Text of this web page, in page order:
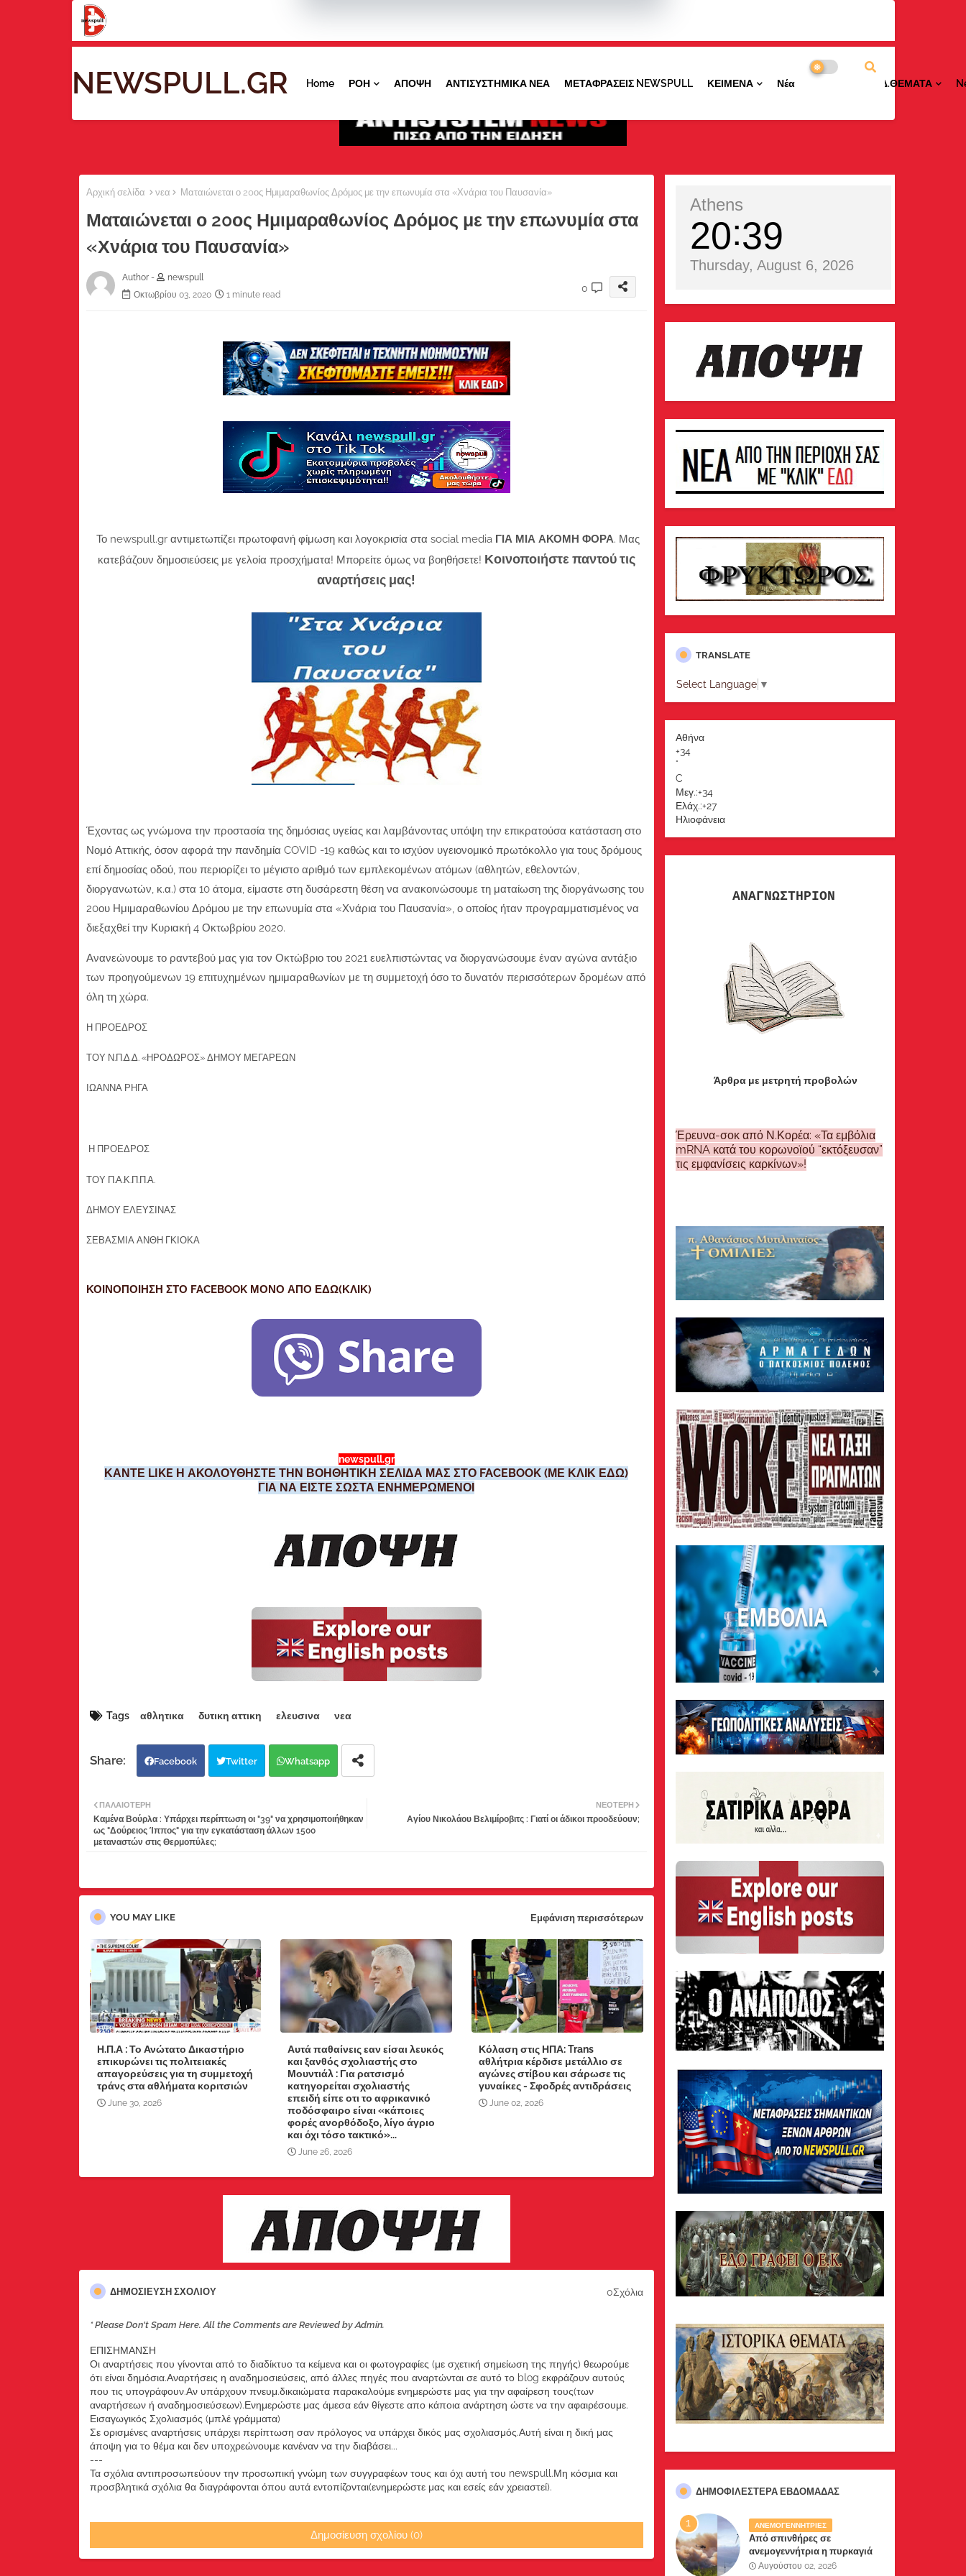
NEWSPULL.GR Home ΡΟΗ ΑΠΟΨΗ ΑΝΤΙΣΥΣΤΗΜΙΚΑ ΝΕΑ ΜΕΤΑΦΡΑΣΕΙΣ NEWSPULL ΚΕΙΜΕΝΑ ΝέαΠΕΡΙΟΧΩΝ ΕΙΔ.ΘΕΜΑΤΑ
Αρχική σελίδα νεα Ματαιώνεται ο 20ος Ημιμαραθωνίος Δρόμος με την επωνυμία στα «Χνάρια του Παυσανία»
Ματαιώνεται ο 20ος Ημιμαραθωνίος Δρόμος με την επωνυμία στα
«Χνάρια του Παυσανία»
Author -
newspull
Οκτωβρίου 03, 2020
1 minute read
0
Το newspull.gr αντιμετωπίζει πρωτοφανή φίμωση και λογοκρισία στα social media ΓΙΑ ΜΙΑ ΑΚΟΜΗ ΦΟΡΑ. Μας
κατεβάζουν δημοσιεύσεις με γελοία προσχήματα! Μπορείτε όμως να βοηθήσετε! Κοινοποιήστε παντού τις
αναρτήσεις μας!
Έχοντας ως γνώμονα την προστασία της δημόσιας υγείας και λαμβάνοντας υπόψη την επικρατούσα κατάσταση στο
Νομό Αττικής, όσον αφορά την πανδημία COVID -19 καθώς και το ισχύον υγειονομικό πρωτόκολλο για τους δρόμους
επί δημοσίας οδού, που περιορίζει το μέγιστο αριθμό των εμπλεκομένων ατόμων (αθλητών, εθελοντών,
διοργανωτών, κ.α.) στα 10 άτομα, είμαστε στη δυσάρεστη θέση να ανακοινώσουμε τη ματαίωση της διοργάνωσης του
20ου Ημιμαραθωνίου Δρόμου με την επωνυμία στα «Χνάρια του Παυσανία», ο οποίος ήταν προγραμματισμένος να
διεξαχθεί την Κυριακή 4 Οκτωβρίου 2020.
Ανανεώνουμε το ραντεβού μας για τον Οκτώβριο του 2021 ευελπιστώντας να διοργανώσουμε έναν αγώνα αντάξιο
των προηγούμενων 19 επιτυχημένων ημιμαραθωνίων με τη συμμετοχή όσο το δυνατόν περισσότερων δρομέων από
όλη τη χώρα.
Η ΠΡΟΕΔΡΟΣ
ΤΟΥ Ν.Π.Δ.Δ. «ΗΡΟΔΩΡΟΣ» ΔΗΜΟΥ ΜΕΓΑΡΕΩΝ
ΙΩΑΝΝΑ ΡΗΓΑ
Η ΠΡΟΕΔΡΟΣ
ΤΟΥ Π.Α.Κ.Π.Π.Α.
ΔΗΜΟΥ ΕΛΕΥΣΙΝΑΣ
ΣΕΒΑΣΜΙΑ ΑΝΘΗ ΓΚΙΟΚΑ
ΚΟΙΝΟΠΟΙΗΣΗ ΣΤΟ FACEBOOK ΜΟΝΟ ΑΠΟ ΕΔΩ(ΚΛΙΚ)
newspull.gr
ΚΑΝΤΕ LIKE Η ΑΚΟΛΟΥΘΗΣΤΕ ΤΗΝ ΒΟΗΘΗΤΙΚΗ ΣΕΛΙΔΑ ΜΑΣ ΣΤΟ FACEBOOK (ΜΕ ΚΛΙΚ ΕΔΩ)
ΓΙΑ ΝΑ ΕΙΣΤΕ ΣΩΣΤΑ ΕΝΗΜΕΡΩΜΕΝΟΙ
Tags αθλητικα δυτικη αττικη ελευσινα νεα
Facebook Twitter Whatsapp
ΝΕΌΤΕΡΗ
Αγίου Νικολάου Βελιμίροβιτς : Γιατί οι άδικοι προοδεύουν;
ΠΑΛΑΙΌΤΕΡΗ
Καμένα Βούρλα : Υπάρχει περίπτωση οι "39" να χρησιμοποιήθηκαν
ως "Δούρειος Ίππος" για την εγκατάσταση άλλων 1500
μεταναστών στις Θερμοπύλες;
YOU MAY LIKE Εμφάνιση περισσότερων
Η.Π.Α : Το Ανώτατο Δικαστήριο
επικυρώνει τις πολιτειακές
απαγορεύσεις για τη συμμετοχή
τράνς στα αθλήματα κοριτσιών
June 30, 2026
Αυτά παθαίνεις εαν είσαι λευκός
και ξανθός σχολιαστής στο
Μουντιάλ : Για ρατσισμό
κατηγορείται σχολιαστής
επειδή είπε οτι το αφρικανικό
ποδόσφαιρο είναι «κάποιες
φορές ανορθόδοξο, λίγο άγριο
και όχι τόσο τακτικό»...
June 26, 2026
Κόλαση στις ΗΠΑ: Trans
αθλήτρια κέρδισε μετάλλιο σε
αγώνες στίβου και σάρωσε τις
γυναίκες - Σφοδρές αντιδράσεις
June 02, 2026
ΔΗΜΟΣΊΕΥΣΗ ΣΧΟΛΊΟΥ 0Σχόλια
* Please Don't Spam Here. All the Comments are Reviewed by Admin.
ΕΠΙΣΗΜΑΝΣΗ
Οι αναρτήσεις που γίνονται από το διαδίκτυο τα κείμενα και οι φωτογραφίες (με σχετική σημείωση της πηγής) θεωρούμε
ότι είναι δημόσια.Αναρτήσεις η αναδημοσιεύσεις, από άλλες πηγές που αναρτώνται σε αυτό το blog εκφράζουν αυτούς
που τις υπογράφουν.Αν υπάρχουν πνευμ.δικαιώματα παρακαλούμε ενημερώστε μας για την αφαίρεση τους(των
αναρτήσεων ή αναδημοσιεύσεων).Ενημερώστε μας άμεσα εάν θίγεστε απο κάποια ανάρτηση ώστε να την αφαιρέσουμε.
Εισαγωγικός Σχολιασμός (μπλέ γράμματα)
Σε ορισμένες αναρτήσεις υπάρχει περίπτωση σαν πρόλογος να υπάρχει δικός μας σχολιασμός.Αυτή είναι η δική μας
άποψη για το θέμα και δεν υποχρεώνουμε κανέναν να την διαβάσει...
---
Τα σχόλια αντιπροσωπεύουν την προσωπική γνώμη των συγγραφέων τους και όχι αυτή του newspull.Μη κόσμια και
προσβλητικά σχόλια θα διαγράφονται όπου αυτά εντοπίζονται(ενημερώστε μας και εσείς εάν χρειαστεί).
Δημοσίευση σχολίου (0)
Athens
20 39
Thursday, August 6, 2026
TRANSLATE
Select Language ▼
Αθήνα
+34
°
C
Μεγ.:+34
Ελάχ.:+27
Ηλιοφάνεια
ΑΝΑΓΝΩΣΤΗΡΙΟΝ
Άρθρα με μετρητή προβολών
Έρευνα-σοκ από Ν.Κορέα: «Τα εμβόλια
mRNA κατά του κορωνοϊού “εκτόξευσαν”
τις εμφανίσεις καρκίνων»!
ΔΗΜΟΦΙΛΈΣΤΕΡΑ ΕΒΔΟΜΆΔΑΣ
ΑΝΕΜΟΓΕΝΝΗΤΡΙΕΣ
Από σπινθήρες σε
ανεμογεννήτρια η πυρκαγιά
σε Βοιωτία-Αττική .Δύο
Αυγούστου 02, 2026
λαμβάνετε ειδοποιήσεις για σημαντικά θέματά